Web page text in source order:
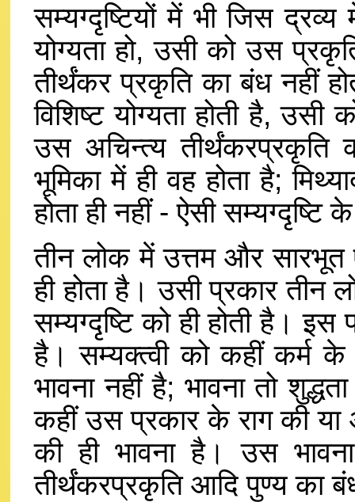
सम्यग्दृष्टियों में भी जिस
योग्यता हो, उसी को उस
तीर्थंकर प्रकृति का बंध नहीं
विशिष्ट योग्यता होती है,
उस अचिन्त्य तीर्थंकरप्रकृति
भूमिका में ही वह होता है;
होता ही नहीं - ऐसी सम्यग्दृष्टि
तीन लोक में उत्तम और सारभूत
ही होता है। उसी प्रकार तीन
सम्यग्दृष्टि को ही होती है। इस
है। सम्यक्त्वी को कहीं कर्म
भावना नहीं है; भावना तो
कहीं उस प्रकार के राग की या
की ही भावना है। उस
तीर्थंकरप्रकृति आदि पुण्य का